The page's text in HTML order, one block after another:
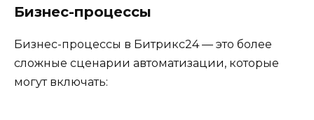
Бизнес-процессы
Бизнес-процессы в Битрикс24 — это более
сложные сценарии автоматизации, которые
могут включать: